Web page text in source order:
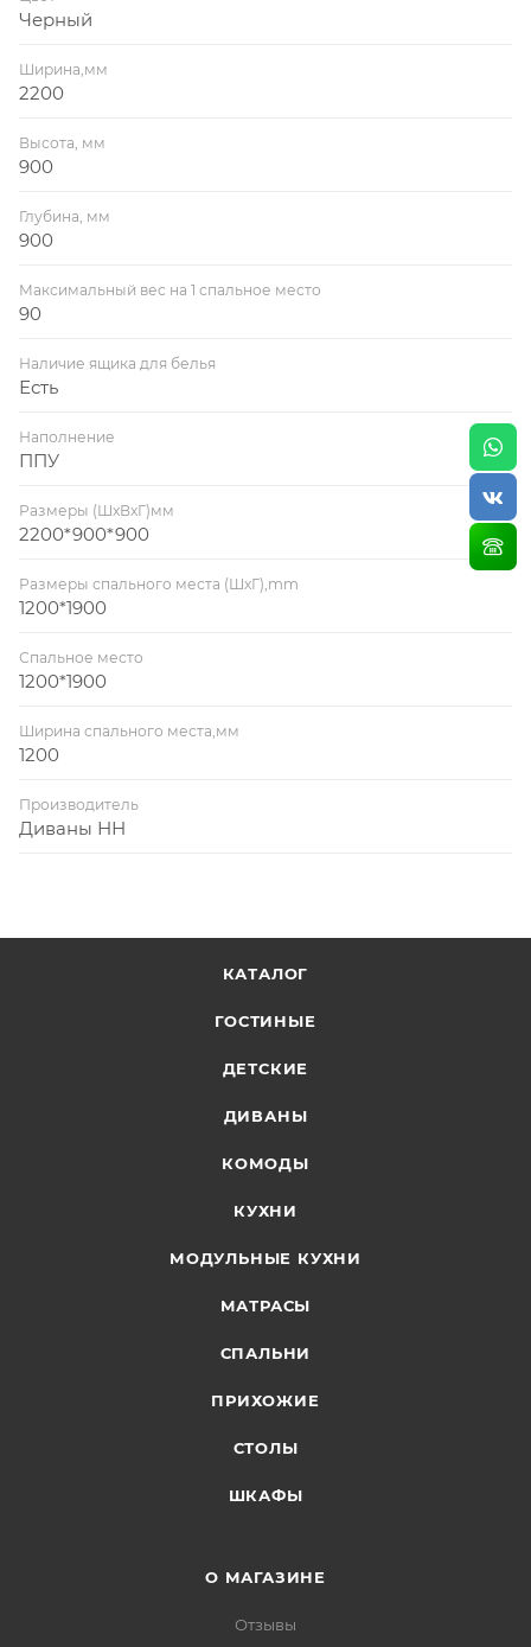
Обивка: Черный микровелюр
Требуется сборка (присоединить подлокотники)
Внимание подушки не входят в стоимость!
К дивану можно отдельно приобрести подушки
размером 45*45 см, стоимостью 650 рублей за одну
Черный
Ширина,мм
2200
Высота, мм
900
Глубина, мм
900
Максимальный вес на 1 спальное место
90
Наличие ящика для белья
Есть
Наполнение
ППУ
Размеры (ШхВхГ)мм
2200*900*900
Размеры спального места (ШхГ),mm
1200*1900
Спальное место
1200*1900
Ширина спального места,мм
1200
Производитель
Диваны НН
КАТАЛОГ
ГОСТИНЫЕ
ДЕТСКИЕ
ДИВАНЫ
КОМОДЫ
КУХНИ
МОДУЛЬНЫЕ КУХНИ
МАТРАСЫ
СПАЛЬНИ
ПРИХОЖИЕ
СТОЛЫ
ШКАФЫ
О МАГАЗИНЕ
Отзывы